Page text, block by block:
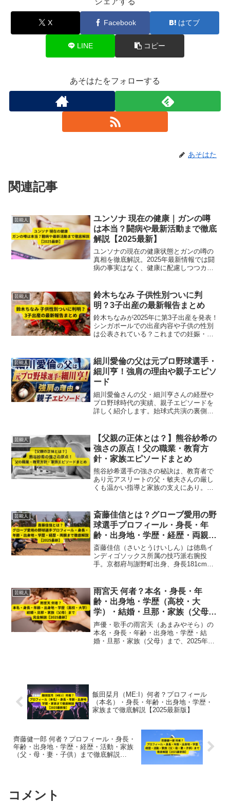
X Facebook はてブ
LINE コピー
あそはたをフォローする
あそはた
関連記事
芸能人
ユンソナ 現在の健康｜ガンの噂
は本当？闘病や最新活動まで徹底
解説【2025最新】
ユンソナの現在の健康状態とガンの噂の
真相を徹底解説。2025年最新情報では闘
病の事実はなく、健康に配慮しつつカナ
芸能人
鈴木ちなみ 子供性別ついに判
明？3子出産の最新報告まとめ
鈴木ちなみが2025年に第3子出産を発表！
シンガポールでの出産内容や子供の性別
は公表されている？これまでの妊娠・出
芸能人
細川愛倫の父は元プロ野球選手・
細川亨！強肩の理由や親子エピソ
ード
細川愛倫さんの父・細川亨さんの経歴や
プロ野球時代の実績、親子エピソードを
詳しく紹介します。始球式共演の裏側も
芸能人
【父親の正体とは？】熊谷紗希の
強さの原点！父の職業・教育方
針・家族エピソードまとめ
熊谷紗希選手の強さの秘訣は、教育者で
あり元アスリートの父・敏夫さんの厳し
くも温かい指導と家族の支えにあり。文
芸能人
斎藤佳信とは？グローブ愛用の野
球選手プロフィール・身長・年
齢・出身地・学歴・経歴・両親ま
で徹底解説【2025最新】
斎藤佳信（さいとうけいしん）は徳島イ
ンディゴソックス所属の技巧派右腕投
手。京都府与謝野町出身、身長181cm、
底解説した2025年最新プロフィール記
事。
芸能人
雨宮天 何者？本名・身長・年
齢・出身地・学歴（高校・大
学）・結婚・旦那・家族（父母）
まで完全解説【2025最新】
声優・歌手の雨宮天（あまみやそら）の
本名・身長・年齢・出身地・学歴・結
婚・旦那・家族（父母）まで、2025年最
飯田栞月（ME:I）何者？プロフィール
（本名）・身長・年齢・出身地・学歴・
家族まで徹底解説【2025最新版】
齊藤健一郎 何者？プロフィール・身長・
年齢・出身地・学歴・経歴・活動・家族
（父・母・妻・子供）まで徹底解説
コメント